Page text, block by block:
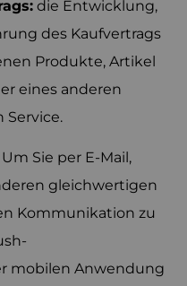
die Entwicklung,
des Kaufvertrags
Produkte, Artikel
eines anderen
Service.
Um Sie per E-Mail,
gleichwertigen
Kommunikation zu
mobilen Anwendung